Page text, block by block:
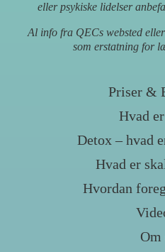
eller psykiske lidelser
Al info fra QECs websted
som erstatning for
Priser &
Hvad
Detox – hvad
Hvad er
Hvordan
Om